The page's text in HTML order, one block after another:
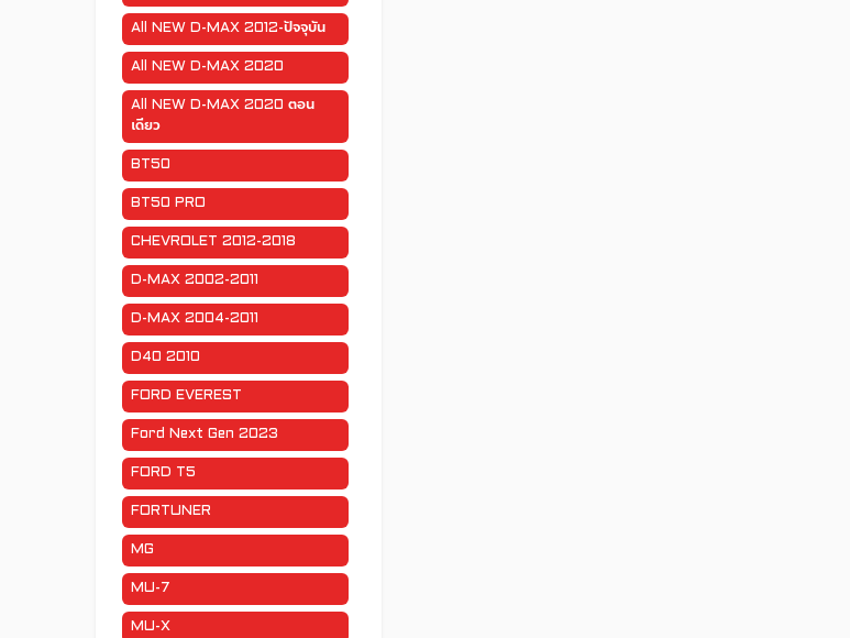
All NEW D-MAX 2012-ปัจจุบัน
All NEW D-MAX 2020
All NEW D-MAX 2020 ตอน
เดียว
BT50
BT50 PRO
CHEVROLET 2012-2018
D-MAX 2002-2011
D-MAX 2004-2011
D40 2010
FORD EVEREST
Ford Next Gen 2023
FORD T5
FORTUNER
MG
MU-7
MU-X